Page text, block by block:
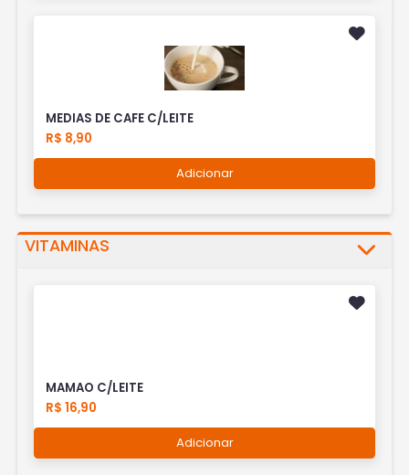
MEDIAS DE CAFE C/LEITE
R$ 8,90
Adicionar
VITAMINAS
MAMAO C/LEITE
R$ 16,90
Adicionar